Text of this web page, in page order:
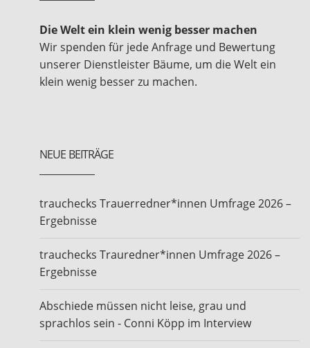
Die Welt ein klein wenig besser machen
Wir spenden für jede Anfrage und Bewertung
unserer Dienstleister Bäume, um die Welt ein
klein wenig besser zu machen.
NEUE BEITRÄGE
trauchecks Trauerredner*innen Umfrage 2026 –
Ergebnisse
trauchecks Trauredner*innen Umfrage 2026 –
Ergebnisse
Abschiede müssen nicht leise, grau und
sprachlos sein - Conni Köpp im Interview